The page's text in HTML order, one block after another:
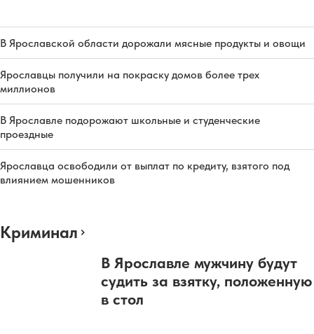
В Ярославской области дорожали мясные продукты и овощи
Ярославцы получили на покраску домов более трех
миллионов
В Ярославле подорожают школьные и студенческие
проездные
Ярославца освободили от выплат по кредиту, взятого под
влиянием мошенников
Криминал
В Ярославле мужчину будут
судить за взятку, положенную
в стол